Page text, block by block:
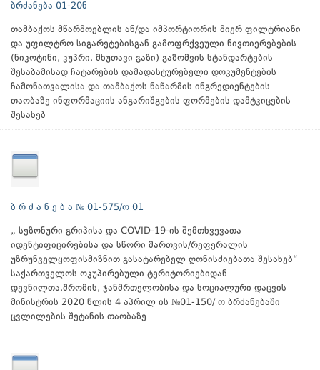
ბრძანება 01-20ნ
თამბაქოს მწარმოებლის ან/და იმპორტიორის მიერ ფილტრიანი
და უფილტრო სიგარეტებისგან გამოფრქვეული ნივთიერებების
(ნიკოტინი, კუპრი, მხუთავი გაზი) გაზომვის სტანდარტების
შესაბამისად ჩატარების დამადასტურებელი დოკუმენტების
ჩამონათვალისა და თამბაქოს ნაწარმის ინგრედიენტების
თაობაზე ინფორმაციის ანგარიშგების ფორმების დამტკიცების
შესახებ
ბ რ ძ ა ნ ე ბ ა № 01-575/ო 01
„ სეზონური გრიპისა და COVID-19-ის შემთხვევათა
იდენტიფიცირებისა და სწორი მართვის/რეფერალის
უზრუნველყოფისმიზნით გასატარებელ ღონისძიებათა შესახებ“
საქართველოს ოკუპირებული ტერიტორიებიდან
დევნილთა,შრომის, ჯანმრთელობისა და სოციალური დაცვის
მინისტრის 2020 წლის 4 აპრილ ის №01-150/ ო ბრძანებაში
ცვლილების შეტანის თაობაზე